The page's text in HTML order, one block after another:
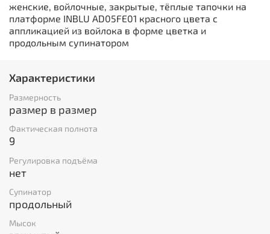
женские, войлочные, закрытые, тёплые тапочки на
платформе INBLU AD05FE01 красного цвета с
аппликацией из войлока в форме цветка и
продольным супинатором
Характеристики
Размерность
размер в размер
Фактическая полнота
9
Регулировка подъёма
нет
Супинатор
продольный
Мысок